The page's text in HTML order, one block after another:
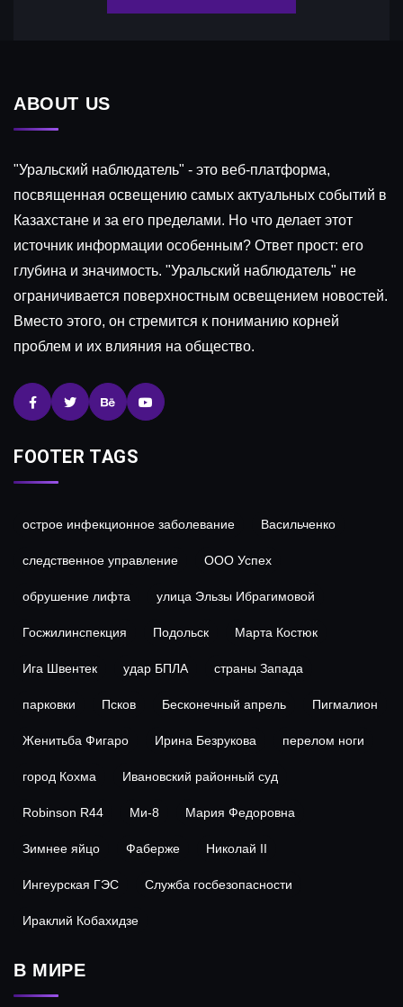
ABOUT US
"Уральский наблюдатель" - это веб-платформа,
посвященная освещению самых актуальных событий в
Казахстане и за его пределами. Но что делает этот
источник информации особенным? Ответ прост: его
глубина и значимость. "Уральский наблюдатель" не
ограничивается поверхностным освещением новостей.
Вместо этого, он стремится к пониманию корней
проблем и их влияния на общество.
FOOTER TAGS
острое инфекционное заболевание Васильченко
следственное управление ООО Успех
обрушение лифта улица Эльзы Ибрагимовой
Госжилинспекция Подольск Марта Костюк
Ига Швентек удар БПЛА страны Запада
парковки Псков Бесконечный апрель Пигмалион
Женитьба Фигаро Ирина Безрукова перелом ноги
город Кохма Ивановский районный суд
Robinson R44 Ми-8 Мария Федоровна
Зимнее яйцо Фаберже Николай II
Ингеурская ГЭС Служба госбезопасности
Ираклий Кобахидзе
В МИРЕ